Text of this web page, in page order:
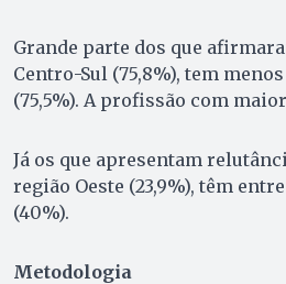
Grande parte dos que
Centro-Sul (75,8%), tem
(75,5%). A profissão com
Já os que apresentam
região Oeste (23,9%), têm
(40%).
Metodologia